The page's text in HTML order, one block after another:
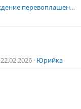
Тулку Соодой Лама, просьба в нахождение перевоплашения, воплошения состродательного Нагарджуны.
22.02.2026 Юрийка